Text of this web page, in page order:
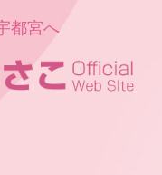
都宮へ